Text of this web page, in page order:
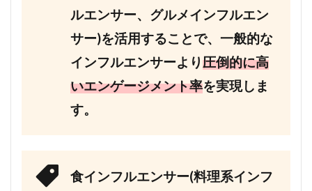
ルエンサー、グルメインフルエン
サー)を活用することで、一般的な
インフルエンサーより圧倒的に高
いエンゲージメント率を実現しま
す。
食インフルエンサー(料理系インフ